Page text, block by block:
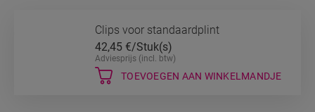
Clips voor standaardplint
42,45 €/Stuk(s)
Adviesprijs (incl. btw)
TOEVOEGEN AAN WINKELMANDJE